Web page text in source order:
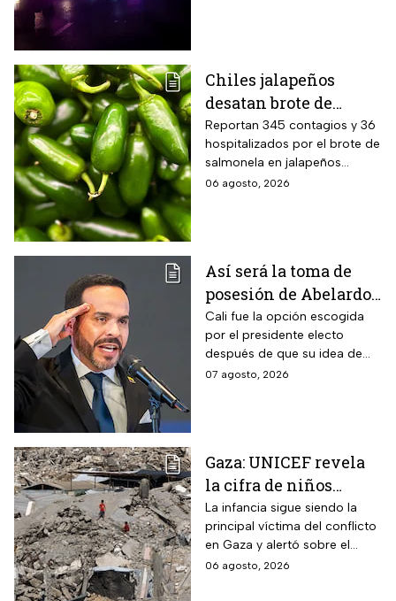
Chiles jalapeños
desatan brote de
salmonella en 27
estados de EUA
Reportan 345 contagios y 36
hospitalizados por el brote de
salmonela en jalapeños
exportados desde México
06 agosto, 2026
Así será la toma de
posesión de Abelardo
De La Espriella en
Cali, Colombia: fecha,
hora y dónde ver
Cali fue la opción escogida
por el presidente electo
después de que su idea de
hacerlo en una guarnición
07 agosto, 2026
Gaza: UNICEF revela
la cifra de niños
muertos tras alto al
fuego
La infancia sigue siendo la
principal víctima del conflicto
en Gaza y alertó sobre el
aumento de menores
06 agosto, 2026